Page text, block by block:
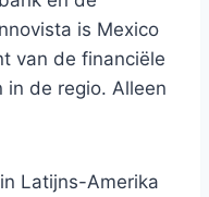
is Mexico
van de financiële
de regio. Alleen
Latijns-Amerika